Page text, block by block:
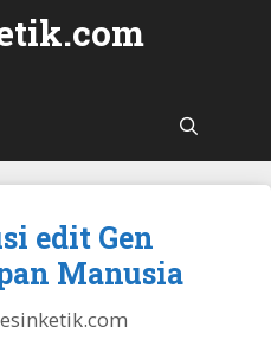
edit Gen
Manusia